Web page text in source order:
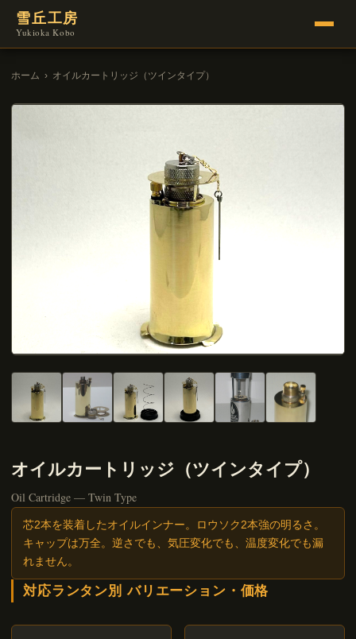
雪丘工房
Yukioka Kobo
ホーム › オイルカートリッジ（ツインタイプ）
オイルカートリッジ（ツインタイプ）
Oil Cartridge — Twin Type
芯2本を装着したオイルインナー。ロウソク2本強の明るさ。
キャップは万全。逆さでも、気圧変化でも、温度変化でも漏
れません。
対応ランタン別 バリエーション・価格